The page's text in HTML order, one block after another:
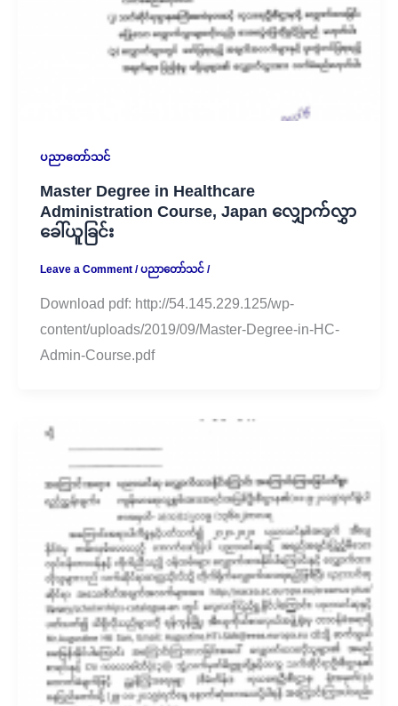
ပညာတော်သင်
Master Degree in Healthcare
Administration Course, Japan လျှောက်လွှာ
ခေါ်ယူခြင်း
Leave a Comment /ပညာတော်သင်/
Download pdf: http://54.145.229.125/wp-
content/uploads/2019/09/Master-Degree-in-HC-
Admin-Course.pdf